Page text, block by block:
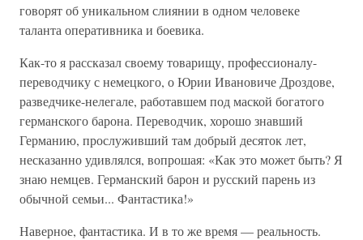
говорят об уникальном слиянии в одном человеке
таланта оперативника и боевика.
Как-то я рассказал своему товарищу, профессионалу-
переводчику с немецкого, о Юрии Ивановиче Дроздове,
разведчике-нелегале, работавшем под маской богатого
германского барона. Переводчик, хорошо знавший
Германию, прослуживший там добрый десяток лет,
несказанно удивлялся, вопрошая: «Как это может быть? Я
знаю немцев. Германский барон и русский парень из
обычной семьи... Фантастика!»
Наверное, фантастика. И в то же время — реальность.